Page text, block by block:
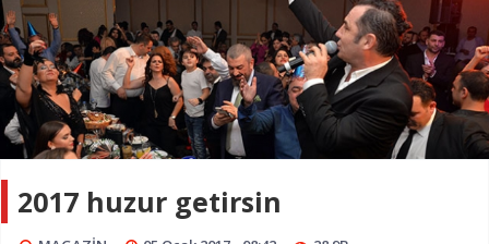
2017 huzur getirsin